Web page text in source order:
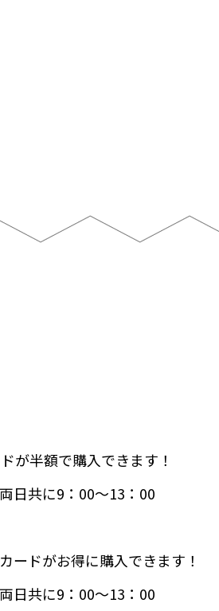
せていただきま
が半額で購入できます！
共に9：00～13：00
ードがお得に購入できます！
日共に9：00～13：00